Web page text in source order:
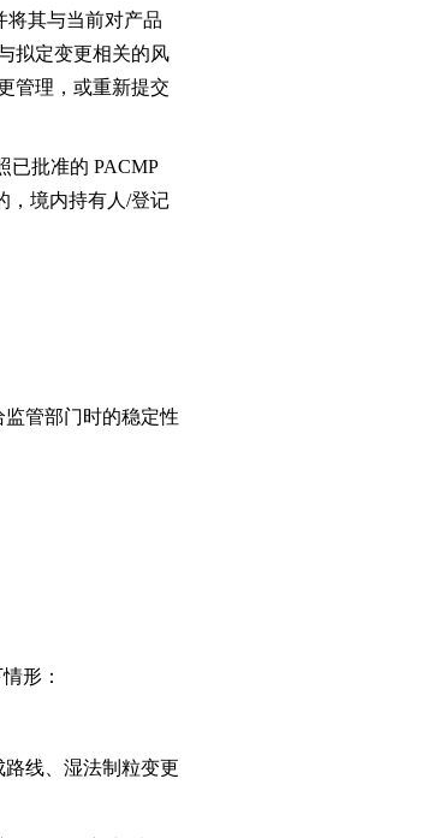
其与当前对产品
拟定变更相关的风
管理，或重新提交
批准的 PACMP
，境内持有人/登记
管部门时的稳定性
形：
线、湿法制粒变更